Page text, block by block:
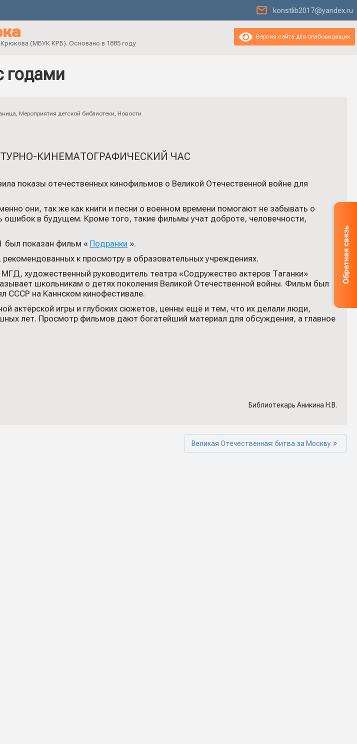
konstlib2017@yandex.ru
(МБУК КРБ). Основано в 1885 году
Версия сайта для слабовидящих
годами
, Мероприятия детской библиотеки, Новости
КИНЕМАТОГРАФИЧЕСКИЙ ЧАС
показы отечественных кинофильмов о Великой Отечественной войне для
они, так же как книги и песни о военном времени помогают не забывать о
ошибок в будущем. Кроме того, такие фильмы учат доброте, человечности,
показан фильм « Подранки ».
к просмотру в образовательных учреждениях.
художественный руководитель театра «Содружество актеров Таганки»
школьникам о детях поколения Великой Отечественной войны. Фильм был
СССР на Каннском кинофестивале.
актёрской игры и глубоких сюжетов, ценны ещё и тем, что их делали люди,
лет. Просмотр фильмов дают богатейший материал для обсуждения, а главное
Библиотекарь Аникина Н.В.
Великая Отечественная: битва за Москву